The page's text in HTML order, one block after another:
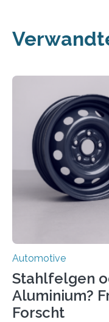
Automotive
Stahlfelgen
Aluminium?
Forscht